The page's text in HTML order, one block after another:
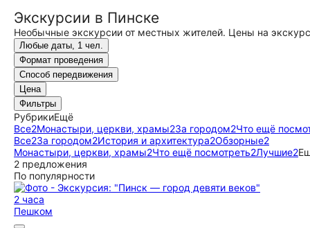
Экскурсии в Пинске
Необычные экскурсии от местных жителей. Цены на
Любые даты, 1 чел.
Формат проведения
Способ передвижения
Цена
Фильтры
РубрикиЕщё
Все2Монастыри, церкви, храмы2За городом2Что ещё
Все2За городом2История и архитектура2Обзорные2
Монастыри, церкви, храмы2Что ещё посмотреть2Лучшие2
2 предложения
По популярности
2 часа
Пешком